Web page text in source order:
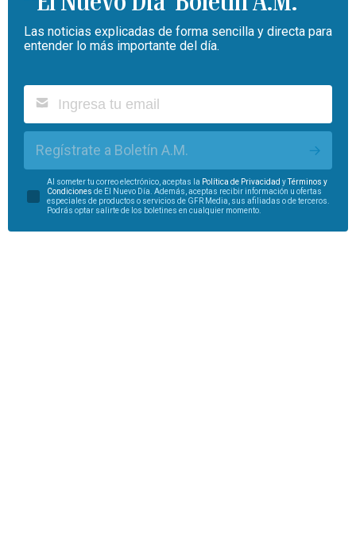
Las noticias explicadas de forma sencilla y directa para
entender lo más importante del día.
Regístrate a Boletín A.M.
Al someter tu correo electrónico, aceptas la Política de Privacidad y
Términos y
Condiciones de El Nuevo Día. Además, aceptas recibir información u ofertas
especiales de productos o servicios de GFR Media, sus afiliadas o de terceros.
Podrás optar salirte de los boletines en cualquier momento.